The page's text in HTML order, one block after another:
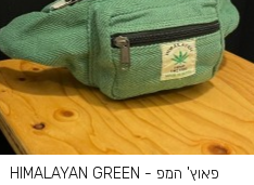
פאוץ' המפ - HIMALAYAN GREEN